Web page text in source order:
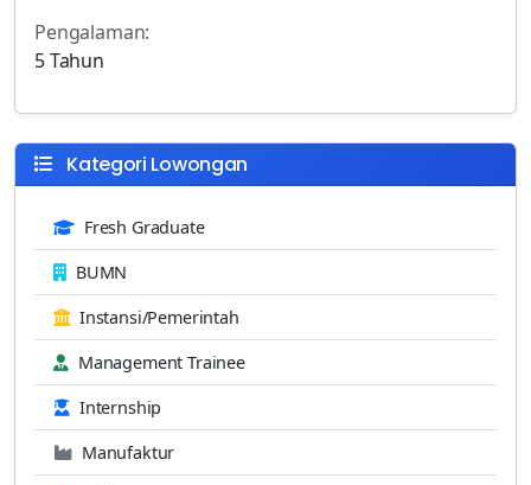
Pengalaman:
5 Tahun
Kategori Lowongan
Fresh Graduate
BUMN
Instansi/Pemerintah
Management Trainee
Internship
Manufaktur